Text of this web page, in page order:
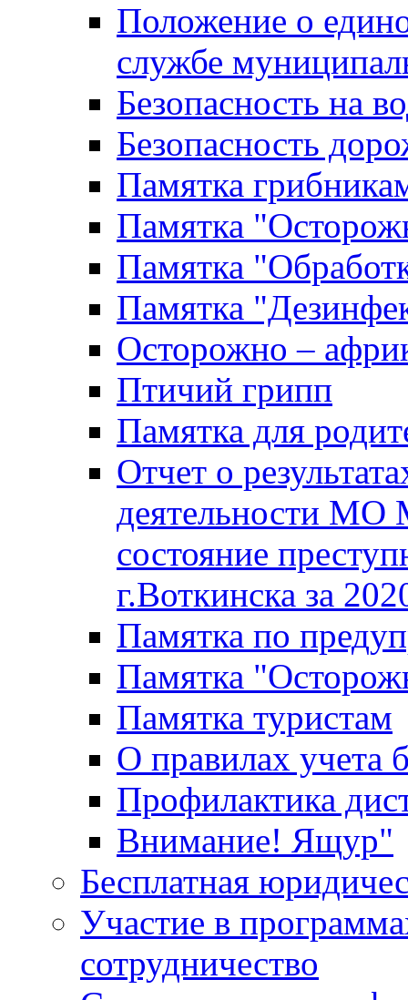
Положение о
службе
Безопасность на
Безопасность
Памятка
Памятка
Памятка
Памятка
Осторожно –
Птичий грипп
Памятка для
Отчет о
деятельности МО
состояние
г.Воткинска за
Памятка по
Памятка
Памятка туристам
О правилах учета
Профилактика
Внимание! Ящур"
Бесплатная
Участие в
сотрудничество